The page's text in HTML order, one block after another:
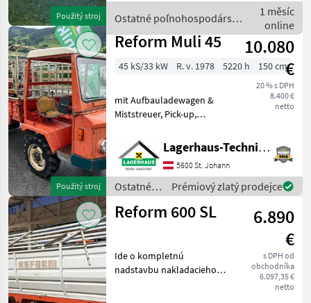
Použitý stroj
generalüberholt, sämtliche
Ostatné poľnohospodárske
silové stroje / Reform
1 měsíc
online
Použitý stroj
Reform Muli 45
10.080
€
20 % s DPH
8.400 €
netto
45 kS/33 kW R. v. 1978 5220 h 150 cm
mit Aufbauladewagen &
Miststreuer, Pick-up,
Zwillingsräder hinten, voll
funktionsfähig, ohne
Flüssigkeitsverlust oder
sonstige Defekte! Zustan
Lagerhaus-Technik St. Johann
5600 St. Johann
Ostatné
poľnohospodárske
silové
Prémiový zlatý prodejce
Reform 600 SL
6.890
€
s DPH od
obchodníka
6.097,35 €
netto
Ide o kompletnú
nadstavbu nakladacieho